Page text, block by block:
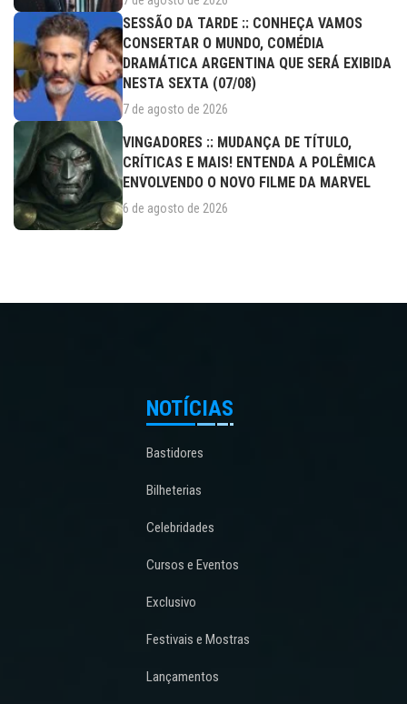
SESSÃO DA TARDE :: CONHEÇA VAMOS
CONSERTAR O MUNDO, COMÉDIA
DRAMÁTICA ARGENTINA QUE SERÁ EXIBIDA
NESTA SEXTA (07/08)
7 de agosto de 2026
VINGADORES :: MUDANÇA DE TÍTULO,
CRÍTICAS E MAIS! ENTENDA A POLÊMICA
ENVOLVENDO O NOVO FILME DA MARVEL
6 de agosto de 2026
NOTÍCIAS
Bastidores
Bilheterias
Celebridades
Cursos e Eventos
Exclusivo
Festivais e Mostras
Lançamentos